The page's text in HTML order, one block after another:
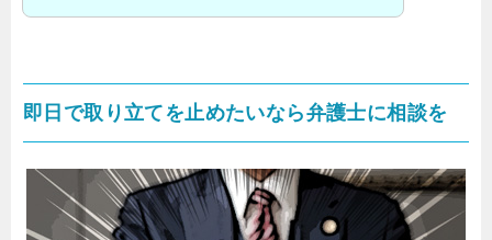
即日で取り立てを止めたいなら弁護士に相談を